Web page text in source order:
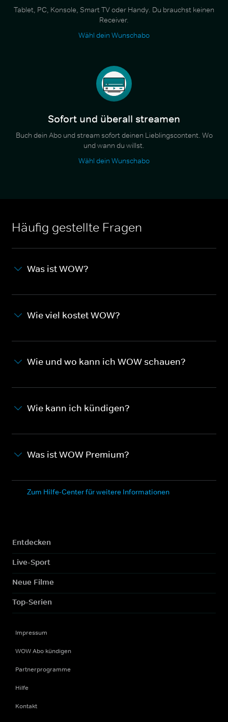
Tablet, PC, Konsole, Smart TV oder Handy. Du brauchst keinen
Receiver.
Wähl dein Wunschabo
Sofort und überall streamen
Buch dein Abo und stream sofort deinen Lieblingscontent. Wo
und wann du willst.
Wähl dein Wunschabo
Häufig gestellte Fragen
Was ist WOW?
Wie viel kostet WOW?
Wie und wo kann ich WOW schauen?
Wie kann ich kündigen?
Was ist WOW Premium?
Zum Hilfe-Center für weitere Informationen
Entdecken
Live-Sport
Neue Filme
Top-Serien
Impressum
WOW Abo kündigen
Partnerprogramme
Hilfe
Kontakt